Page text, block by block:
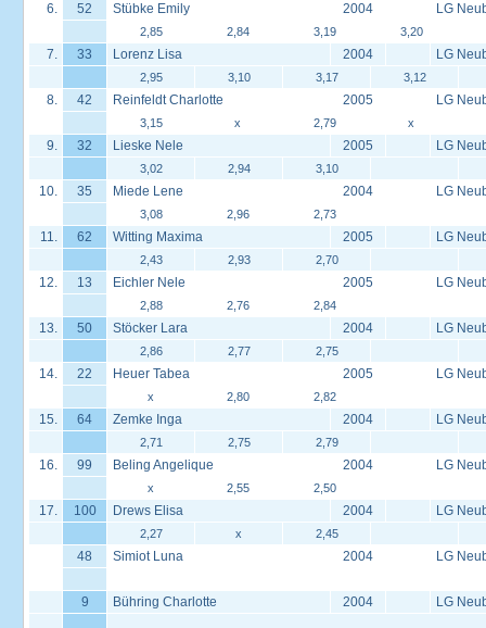
6. 52 Stübke Emily 2004 LG
2,85 2,84 3,19 3,20
7. 33 Lorenz Lisa 2004 LG
2,95 3,10 3,17 3,12
8. 42 Reinfeldt Charlotte 2005 LG
3,15 x 2,79 x
9. 32 Lieske Nele 2005 LG
3,02 2,94 3,10
10. 35 Miede Lene 2004 LG
3,08 2,96 2,73
11. 62 Witting Maxima 2005 LG
2,43 2,93 2,70
12. 13 Eichler Nele 2005 LG
2,88 2,76 2,84
13. 50 Stöcker Lara 2004 LG
2,86 2,77 2,75
14. 22 Heuer Tabea 2005 LG
x 2,80 2,82
15. 64 Zemke Inga 2004 LG
2,71 2,75 2,79
16. 99 Beling Angelique 2004 LG
x 2,55 2,50
17. 100 Drews Elisa 2004 LG
2,27 x 2,45
48 Simiot Luna 2004 LG
9 Bühring Charlotte 2004 LG